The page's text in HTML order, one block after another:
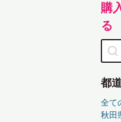
購
る
都
全て
秋田